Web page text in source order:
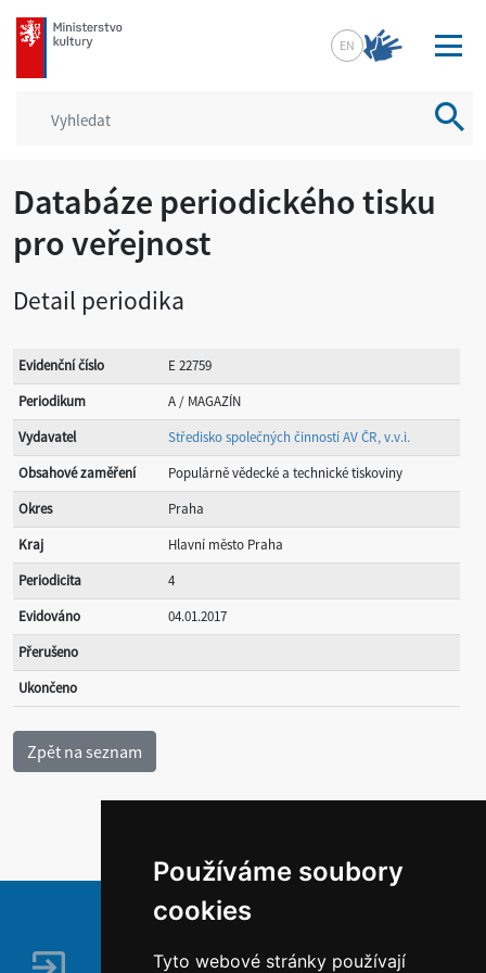
Používáme soubory
cookies
Tyto webové stránky používají
mkcr.cz
EN
Databáze periodického tisku
pro veřejnost
Detail periodika
Evidenční číslo
E 22759
Periodikum
A / MAGAZÍN
Vydavatel
Středisko společných činností AV ČR, v.v.i.
Obsahové zaměření
Populárně vědecké a technické tiskoviny
Okres
Praha
Kraj
Hlavní město Praha
Periodicita
4
Evidováno
04.01.2017
Přerušeno
Ukončeno